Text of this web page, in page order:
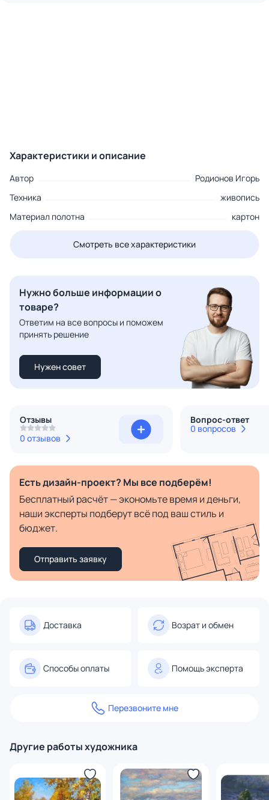
Характеристики и описание
Автор
Родионов Игорь
Техника
живопись
Материал полотна
картон
Смотреть все характеристики
Нужно больше информации о
товаре?
Ответим на все вопросы и поможем
принять решение
Нужен совет
Отзывы
0 отзывов
Вопрос-ответ
0 вопросов
Есть дизайн-проект? Мы все подберём!
Бесплатный расчёт — экономьте время и деньги,
наши эксперты подберут всё под ваш стиль и
бюджет.
Отправить заявку
Доставка Возрат и обмен
Способы оплаты Помощь эксперта
Перезвоните мне
Другие работы художника